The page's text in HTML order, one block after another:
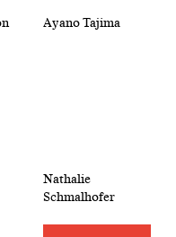
Ayano Tajima
Nathalie
Schmalhofer